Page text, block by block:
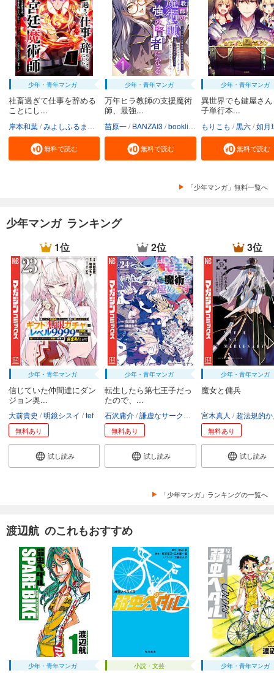
弱虫ペダル 74
649円 (税込)
カート
試し読み
あらすじを表示する
弱虫ペダル 75
カート
試し読み
試し読み
弱虫ペダル 77
649円 (税込)
カート
試し読み
あらすじを表示する
弱虫ペダル 78
649円 (税込)
カート
試し読み
あらすじを表示する
弱虫ペダル 79
649円 (税込)
弱虫ペダル 80
649円 (税込)
カート
試し読み
あらすじを表示する
弱虫ペダル 81
649 円 (税込)
カート
少年・青年マンガ
社畜過ぎて仕事を辞める
ことにし...
岸本和葉 みよしふるまち booklistaSTUDIO
無料で読む
少年・青年マンガ
万年ヒラ教師の支援魔術
師、最強...
苗原一 BANZAI3 booklistaSTUDIO
無料で読む
少年・青年マンガ
異世界でも鍵屋さ
子単行本...
もりこも 黒六 如月
無料で読む
「少年マンガ」無料一覧へ
少年マンガ ランキング
1位
少年・青年マンガ
信じていた仲間達にダン
ジョン奥...
大前貴史 明鏡シスイ tef
無料あり
試し読み
2位
少年・青年マンガ
転生したら第七王子だっ
たので、...
石沢庸介 謙虚なサークル メル。
無料あり
試し読み
3位
少年・青年マンガ
魔女と傭兵
宮木真人 超法規的か
無料あり
試し読み
「少年マンガ」ランキングの一覧へ
渡辺航 のこれもおすすめ
少年・青年マンガ 小説・文芸 少年・青年マンガ